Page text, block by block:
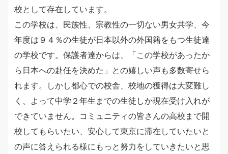
校として存在しています。
この学校は、民族性、宗教性の一切ない男女共学、今
年度は９４％の生徒が日本以外の外国籍をもつ生徒達
の学校です。保護者達からは、「この学校があったか
ら日本への赴任を決めた」との嬉しい声も多数寄せら
れます。しかし都心での校舎、校地の獲得は大変難し
く、よって中学２年生までの生徒しか現在受け入れが
できていません。コミュニティの皆さんの高校まで開
校してもらいたい、安心して東京に滞在していたいと
の声に答えられる様にもっと努力をしていきたいと思